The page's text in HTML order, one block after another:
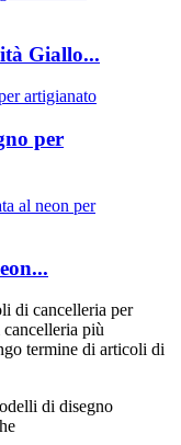
Giallo...
per
di cancelleria per
più
termine di articoli di